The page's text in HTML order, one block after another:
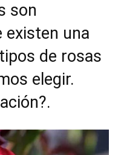
son
existen una
de rosas
elegir.